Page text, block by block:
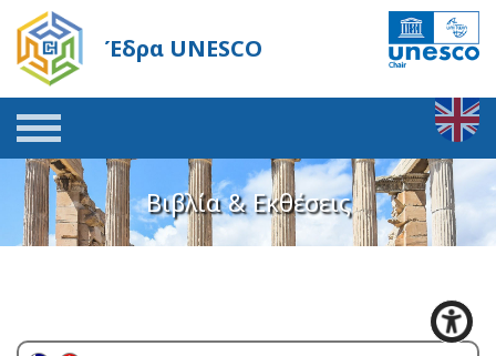
Έδρα UNESCO
Βιβλία & Εκθέσεις